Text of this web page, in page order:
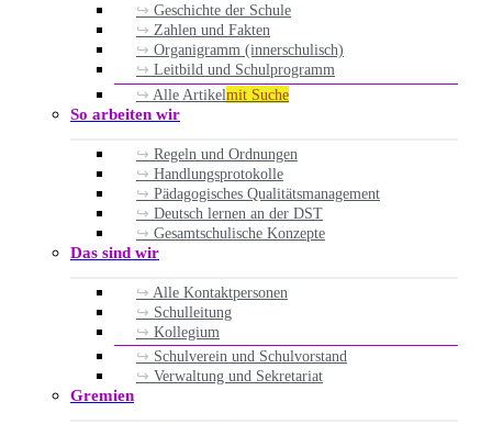
Geschichte der Schule
Zahlen und Fakten
Organigramm (innerschulisch)
Leitbild und Schulprogramm
Alle Artikelmit Suche
So arbeiten wir
Regeln und Ordnungen
Handlungsprotokolle
Pädagogisches Qualitätsmanagement
Deutsch lernen an der DST
Gesamtschulische Konzepte
Das sind wir
Alle Kontaktpersonen
Schulleitung
Kollegium
Schulverein und Schulvorstand
Verwaltung und Sekretariat
Gremien